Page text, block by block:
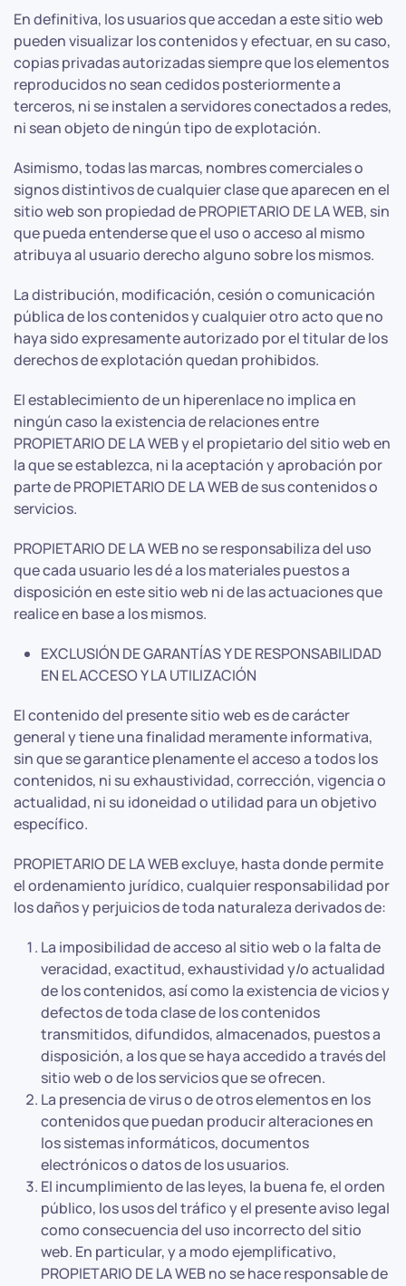
En definitiva, los usuarios que accedan a este sitio web
pueden visualizar los contenidos y efectuar, en su caso,
copias privadas autorizadas siempre que los elementos
reproducidos no sean cedidos posteriormente a
terceros, ni se instalen a servidores conectados a redes,
ni sean objeto de ningún tipo de explotación.
Asimismo, todas las marcas, nombres comerciales o
signos distintivos de cualquier clase que aparecen en el
sitio web son propiedad de PROPIETARIO DE LA WEB, sin
que pueda entenderse que el uso o acceso al mismo
atribuya al usuario derecho alguno sobre los mismos.
La distribución, modificación, cesión o comunicación
pública de los contenidos y cualquier otro acto que no
haya sido expresamente autorizado por el titular de los
derechos de explotación quedan prohibidos.
El establecimiento de un hiperenlace no implica en
ningún caso la existencia de relaciones entre
PROPIETARIO DE LA WEB y el propietario del sitio web en
la que se establezca, ni la aceptación y aprobación por
parte de PROPIETARIO DE LA WEB de sus contenidos o
servicios.
PROPIETARIO DE LA WEB no se responsabiliza del uso
que cada usuario les dé a los materiales puestos a
disposición en este sitio web ni de las actuaciones que
realice en base a los mismos.
EXCLUSIÓN DE GARANTÍAS Y DE RESPONSABILIDAD
EN EL ACCESO Y LA UTILIZACIÓN
El contenido del presente sitio web es de carácter
general y tiene una finalidad meramente informativa,
sin que se garantice plenamente el acceso a todos los
contenidos, ni su exhaustividad, corrección, vigencia o
actualidad, ni su idoneidad o utilidad para un objetivo
específico.
PROPIETARIO DE LA WEB excluye, hasta donde permite
el ordenamiento jurídico, cualquier responsabilidad por
los daños y perjuicios de toda naturaleza derivados de:
La imposibilidad de acceso al sitio web o la falta de
veracidad, exactitud, exhaustividad y/o actualidad
de los contenidos, así como la existencia de vicios y
defectos de toda clase de los contenidos
transmitidos, difundidos, almacenados, puestos a
disposición, a los que se haya accedido a través del
sitio web o de los servicios que se ofrecen.
La presencia de virus o de otros elementos en los
contenidos que puedan producir alteraciones en
los sistemas informáticos, documentos
electrónicos o datos de los usuarios.
El incumplimiento de las leyes, la buena fe, el orden
público, los usos del tráfico y el presente aviso legal
como consecuencia del uso incorrecto del sitio
web. En particular, y a modo ejemplificativo,
PROPIETARIO DE LA WEB no se hace responsable de